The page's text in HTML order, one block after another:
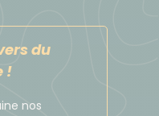
de 2 à 4 personnes
plus courante
Les salles de bain
du
!
nos